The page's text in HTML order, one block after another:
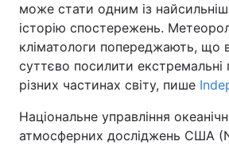
може стати одним із
історію спостережень.
кліматологи попереджають, що
суттєво посилити екстремальні
різних частинах світу, пише
Національне управління
атмосферних досліджень США